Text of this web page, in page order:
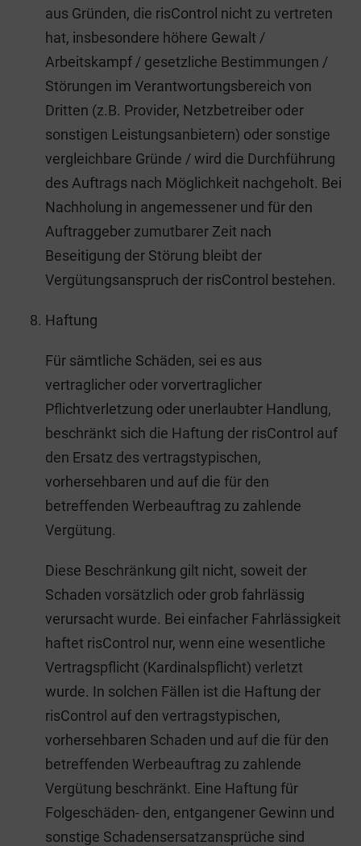
aus Gründen, die risControl nicht zu vertreten
hat, insbesondere höhere Gewalt /
Arbeitskampf / gesetzliche Bestimmungen /
Störungen im Verantwortungsbereich von
Dritten (z.B. Provider, Netzbetreiber oder
sonstigen Leistungsanbietern) oder sonstige
vergleichbare Gründe / wird die Durchführung
des Auftrags nach Möglichkeit nachgeholt. Bei
Nachholung in angemessener und für den
Auftraggeber zumutbarer Zeit nach
Beseitigung der Störung bleibt der
Vergütungsanspruch der risControl bestehen.
Haftung
Für sämtliche Schäden, sei es aus
vertraglicher oder vorvertraglicher
Pflichtverletzung oder unerlaubter Handlung,
beschränkt sich die Haftung der risControl auf
den Ersatz des vertragstypischen,
vorhersehbaren und auf die für den
betreffenden Werbeauftrag zu zahlende
Vergütung.
Diese Beschränkung gilt nicht, soweit der
Schaden vorsätzlich oder grob fahrlässig
verursacht wurde. Bei einfacher Fahrlässigkeit
haftet risControl nur, wenn eine wesentliche
Vertragspflicht (Kardinalspflicht) verletzt
wurde. In solchen Fällen ist die Haftung der
risControl auf den vertragstypischen,
vorhersehbaren Schaden und auf die für den
betreffenden Werbeauftrag zu zahlende
Vergütung beschränkt. Eine Haftung für
Folgeschäden- den, entgangener Gewinn und
sonstige Schadensersatzansprüche sind